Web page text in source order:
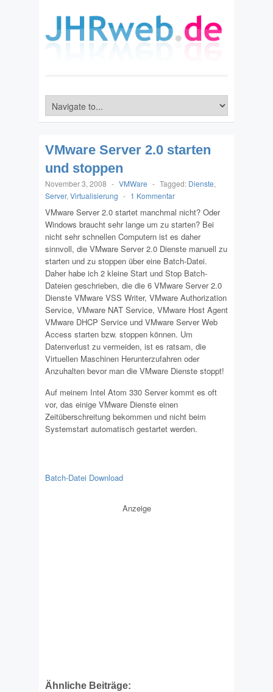
VMware Server 2.0 starten
und stoppen
November 3, 2008 - VMWare - Tagged: Dienste,
Server, Virtualisierung - 1 Kommentar
VMware Server 2.0 startet manchmal nicht? Oder
Windows braucht sehr lange um zu starten? Bei
nicht sehr schnellen Computern ist es daher
sinnvoll, die VMware Server 2.0 Dienste manuell zu
starten und zu stoppen über eine Batch-Datei.
Daher habe ich 2 kleine Start und Stop Batch-
Dateien geschrieben, die die 6 VMware Server 2.0
Dienste VMware VSS Writer, VMware Authorization
Service, VMware NAT Service, VMware Host Agent
VMware DHCP Service und VMware Server Web
Access starten bzw. stoppen können. Um
Datenverlust zu vermeiden, ist es ratsam, die
Virtuellen Maschinen Herunterzufahren oder
Anzuhalten bevor man die VMware Dienste stoppt!
Auf meinem Intel Atom 330 Server kommt es oft
vor, das einige VMware Dienste einen
Zeitüberschreitung bekommen und nicht beim
Systemstart automatisch gestartet werden.
Batch-Datei Download
Anzeige
Ähnliche Beiträge: